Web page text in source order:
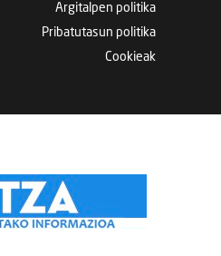
Argitalpen politika
Pribatutasun politika
Cookieak